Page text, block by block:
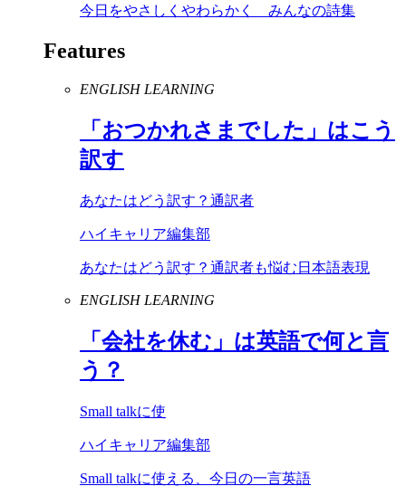
今日をやさしくやわらかく みんなの詩集
Features
ENGLISH LEARNING
「おつかれさまでした」はこう
訳す
あなたはどう訳す？通訳者
ハイキャリア編集部
あなたはどう訳す？通訳者も悩む日本語表現
ENGLISH LEARNING
「会社を休む」は英語で何と言
う？
Small talkに使
ハイキャリア編集部
Small talkに使える、今日の一言英語